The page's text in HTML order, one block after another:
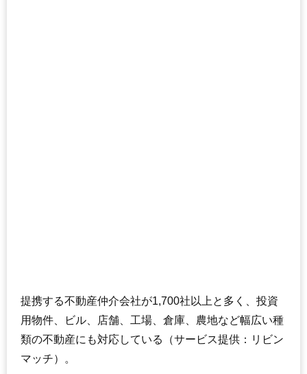
提携する不動産仲介会社が1,700社以上と多く、投資
用物件、ビル、店舗、工場、倉庫、農地など幅広い種
類の不動産にも対応している（サービス提供：リビン
マッチ）。